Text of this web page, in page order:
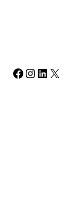
Facebook Instagram LinkedIn X